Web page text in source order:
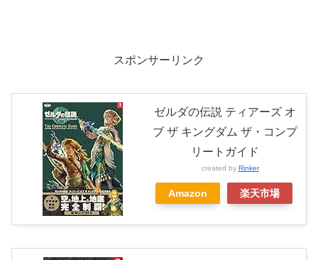
スポンサーリンク
ゼルダの伝説 ティアーズ オ
ブ ザ キングダム ザ・コンプ
リートガイド
created by Rinker
Amazon 楽天市場